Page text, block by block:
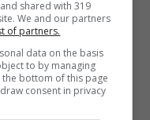
A:Zion Suzuki
valutatotra i 25 e
shared with 319
We and our partners
of partners.
data on the basis
to by managing
bottom of this page
consent in privacy